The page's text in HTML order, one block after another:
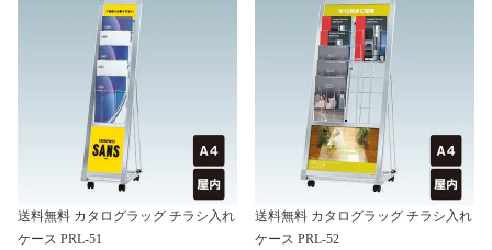
送料無料 カタログラッグ チラシ入れ
ケース PRL-51
送料無料 カタログラッグ チラシ入れ
ケース PRL-52